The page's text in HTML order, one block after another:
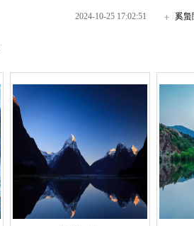
2024-10-25 17:02:51 奚蛗